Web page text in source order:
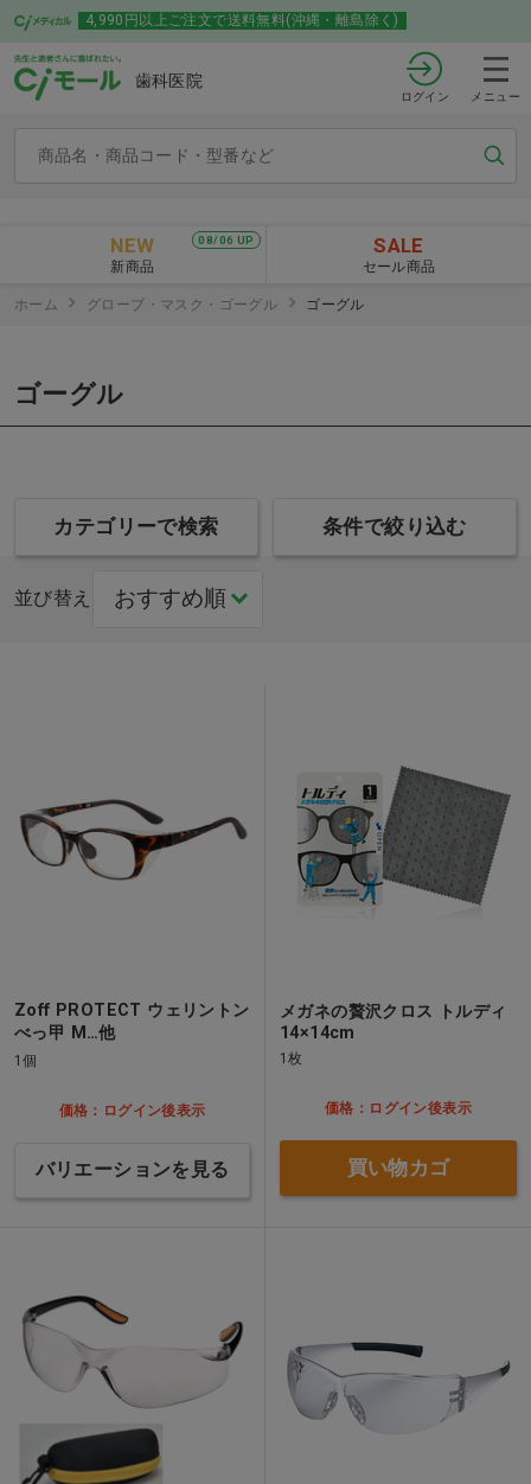
4,990円以上ご注文で送料無料(沖縄・離島除く)
歯科医院
ログイン メニュー
08/06 UP
NEW
新商品
SALE
セール商品
ホーム グローブ・マスク・ゴーグル ゴーグル
ゴーグル
カテゴリーで検索 条件で絞り込む
並び替え
Zoff PROTECT ウェリントン
べっ甲 M…他
1個
価格：ログイン後表示
バリエーションを見る
メガネの贅沢クロス トルディ
14×14cm
1枚
価格：ログイン後表示
買い物カゴ